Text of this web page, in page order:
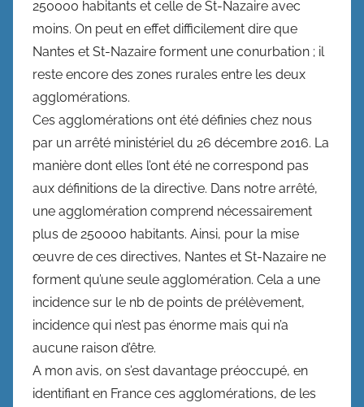
250000 habitants et celle de St-Nazaire avec
moins. On peut en effet difficilement dire que
Nantes et St-Nazaire forment une conurbation ; il
reste encore des zones rurales entre les deux
agglomérations.
Ces agglomérations ont été définies chez nous
par un arrêté ministériel du 26 décembre 2016. La
manière dont elles l’ont été ne correspond pas
aux définitions de la directive. Dans notre arrêté,
une agglomération comprend nécessairement
plus de 250000 habitants. Ainsi, pour la mise
œuvre de ces directives, Nantes et St-Nazaire ne
forment qu’une seule agglomération. Cela a une
incidence sur le nb de points de prélèvement,
incidence qui n’est pas énorme mais qui n’a
aucune raison d’être.
A mon avis, on s’est davantage préoccupé, en
identifiant en France ces agglomérations, de les